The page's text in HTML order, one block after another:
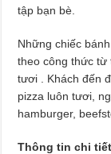
tập bạn bè.
Những chiếc
theo công thức từ
tươi . Khách đến
pizza luôn tươi,
hamburger,
Thông tin chi